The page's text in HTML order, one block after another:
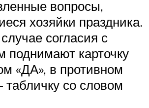
вопросы,
хозяйки праздника.
согласия с
поднимают карточку
«ДА», в противном
табличку со словом